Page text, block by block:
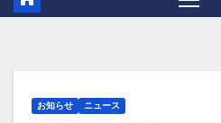
お知らせ ニュース